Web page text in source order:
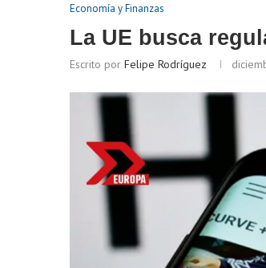
Economía y Finanzas
La UE busca
Escrito por Felipe Rodríguez
Bitcoin(BTC) $